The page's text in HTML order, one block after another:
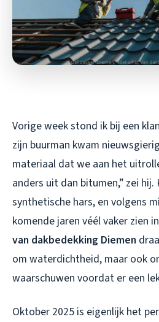
Vorige week stond ik bij een
zijn buurman kwam
materiaal dat we aan het
anders uit dan bitumen,” zei hij.
synthetische hars, en volgens
komende jaren véél vaker zien
van dakbedekking Diemen
om waterdichtheid, maar ook
waarschuwen voordat er een
Oktober 2025 is eigenlijk het